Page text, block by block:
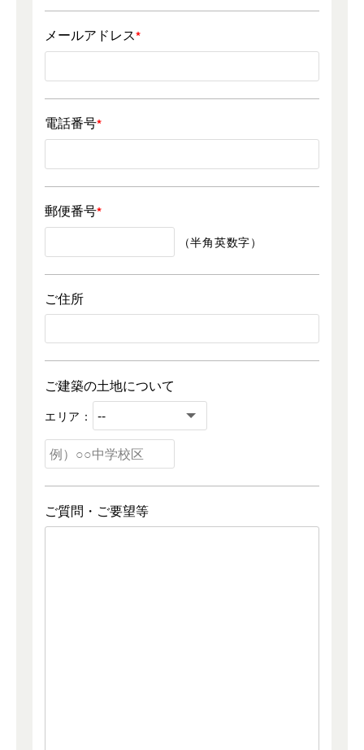
メールアドレス
電話番号
郵便番号
（半角英数字）
ご住所
ご建築の土地について
エリア：
ご質問・ご要望等